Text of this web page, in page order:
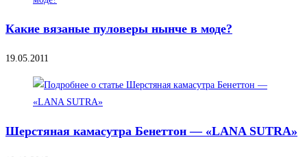
Какие вязаные пуловеры нынче в моде?
19.05.2011
Шерстяная камасутра Бенеттон — «LANA SUTRA»